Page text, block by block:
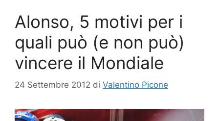
Alonso, 5 motivi per i
quali può (e non può)
vincere il Mondiale
24 Settembre 2012 di Valentino Picone